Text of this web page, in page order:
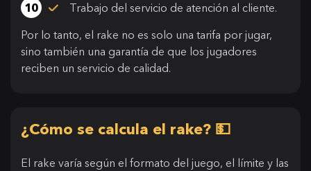
Trabajo del servicio de atención al cliente.
Por lo tanto, el rake no es solo una tarifa por jugar,
sino también una garantía de que los jugadores
reciben un servicio de calidad.
¿Cómo se calcula el rake? 💵
El rake varía según el formato del juego, el límite y las